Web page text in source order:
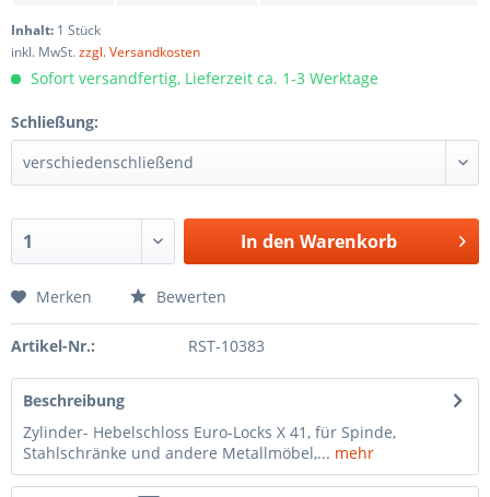
Inhalt: 1 Stück
inkl. MwSt.zzgl. Versandkosten
Sofort versandfertig, Lieferzeit ca. 1-3 Werktage
Schließung:
In den Warenkorb
Merken Bewerten
Artikel-Nr.: RST-10383
Beschreibung
Zylinder- Hebelschloss Euro-Locks X 41, für Spinde,
Stahlschränke und andere Metallmöbel,... mehr